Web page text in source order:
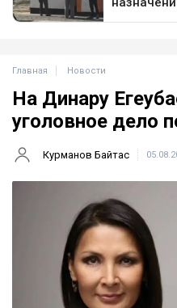
Главная Новости
На Динару
уголовное дело
Курманов Байтас